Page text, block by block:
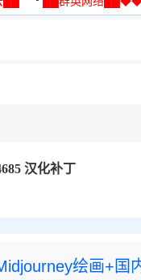
汉化补丁
绘画+国